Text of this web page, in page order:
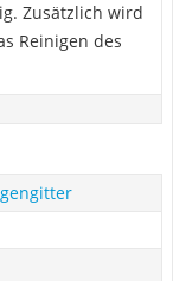
Zusätzlich wird
Reinigen des